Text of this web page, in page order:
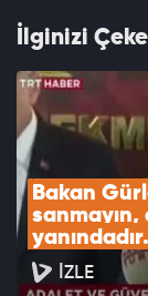
İlginizi
Bakan
sanmayın,
İZLE